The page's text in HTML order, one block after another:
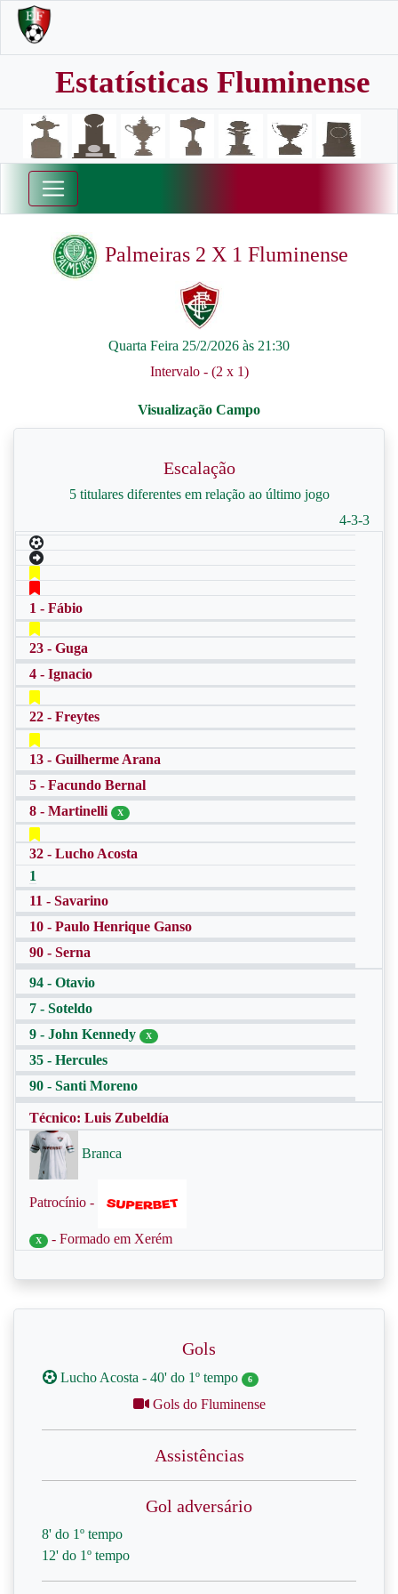
Estatísticas Fluminense
Palmeiras 2 X 1 Fluminense
Quarta Feira 25/2/2026 às 21:30
Intervalo - (2 x 1)
Escalação
5 titulares diferentes em relação ao último jogo
4-3-3
1 - Fábio
23 - Guga
4 - Ignacio
22 - Freytes
13 - Guilherme Arana
5 - Facundo Bernal
8 - Martinelli
X
32 - Lucho Acosta
1
11 - Savarino
10 - Paulo Henrique Ganso
90 - Serna
94 - Otavio
7 - Soteldo
9 - John Kennedy
X
35 - Hercules
90 - Santi Moreno
Técnico: Luis Zubeldía
Branca
Patrocínio -
X - Formado em Xerém
Gols
Lucho Acosta - 40' do 1º tempo 6
Gols do Fluminense
Assistências
Gol adversário
8' do 1º tempo
12' do 1º tempo